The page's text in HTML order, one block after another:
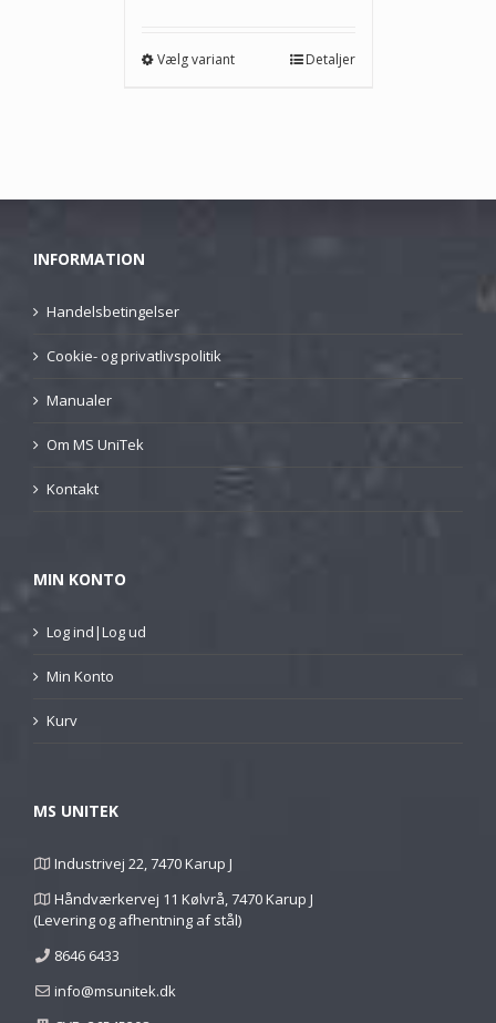
Vælg variant Detaljer
INFORMATION
Handelsbetingelser
Cookie- og privatlivspolitik
Manualer
Om MS UniTek
Kontakt
MIN KONTO
Log ind|Log ud
Min Konto
Kurv
MS UNITEK
Industrivej 22, 7470 Karup J
Håndværkervej 11 Kølvrå, 7470 Karup J
(Levering og afhentning af stål)
8646 6433
info@msunitek.dk